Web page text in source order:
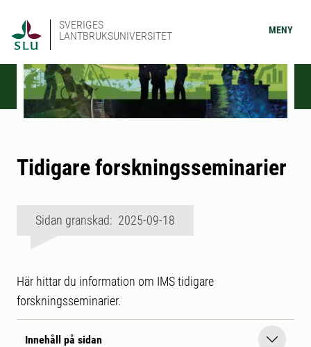
SVERIGES
LANTBRUKSUNIVERSITET
MENY
Tidigare forskningsseminarier
Sidan granskad: 2025-09-18
Här hittar du information om IMS tidigare
forskningsseminarier.
Innehåll på sidan